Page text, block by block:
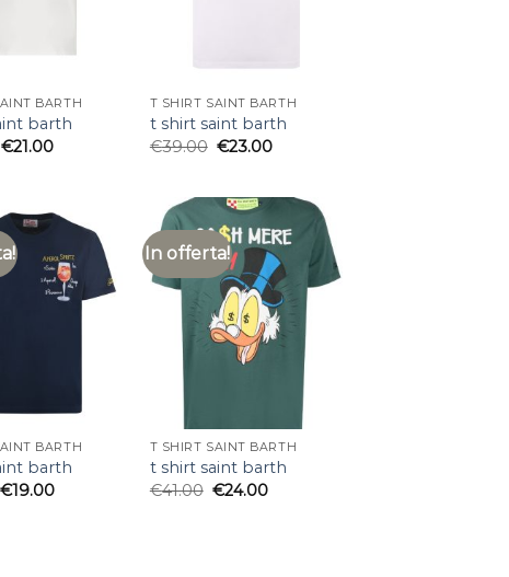
BARTH
barth
€21.00
T SHIRT SAINT BARTH
t shirt saint barth
€39.00 €23.00
BARTH
barth
€19.00
In offerta!
T SHIRT SAINT BARTH
t shirt saint barth
€41.00 €24.00